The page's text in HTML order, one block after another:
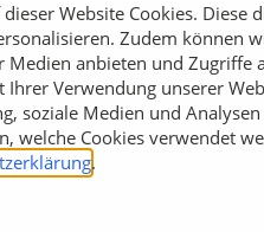
großen,
darin
und
Website Cookies. Diese
Zudem können
Medien anbieten und Zugriffe
Ihrer Verwendung unserer
soziale Medien und
welche Cookies verwendet
.